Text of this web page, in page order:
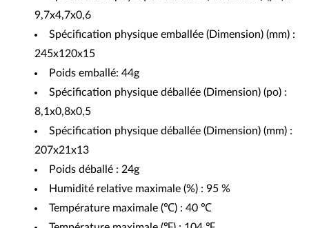
9,7x4,7x0,6
Spécification physique emballée (Dimension) (mm) :
245x120x15
Poids emballé: 44g
Spécification physique déballée (Dimension) (po) :
8,1x0,8x0,5
Spécification physique déballée (Dimension) (mm) :
207x21x13
Poids déballé : 24g
Humidité relative maximale (%) : 95 %
Température maximale (℃) : 40 ℃